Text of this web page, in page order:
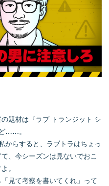
題材は『ラブ トランジット シ
……。
からすると、ラブトラはちょっ
、今シーズンは見ないでおこ
。
見て考察を書いてくれ」って